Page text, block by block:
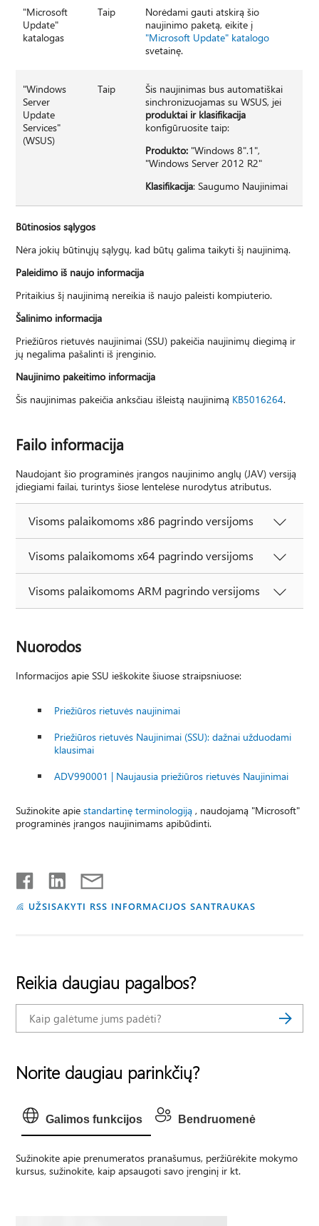
"Microsoft
Update"
katalogas
Taip
Norėdami gauti atskirą šio
naujinimo paketą, eikite į
"Microsoft Update" katalogo
svetainę.
"Windows
Server
Update
Services"
(WSUS)
Taip
Šis naujinimas bus automatiškai
sinchronizuojamas su WSUS, jei
produktai ir klasifikacija
konfigūruosite taip:
Produkto: "Windows 8".1",
"Windows Server 2012 R2"
Klasifikacija: Saugumo Naujinimai
Būtinosios sąlygos
Nėra jokių būtinųjų sąlygų, kad būtų galima taikyti šį naujinimą.
Paleidimo iš naujo informacija
Pritaikius šį naujinimą nereikia iš naujo paleisti kompiuterio.
Šalinimo informacija
Priežiūros rietuvės naujinimai (SSU) pakeičia naujinimų diegimą ir
jų negalima pašalinti iš įrenginio.
Naujinimo pakeitimo informacija
Šis naujinimas pakeičia anksčiau išleistą naujinimą KB5016264.
Failo informacija
Naudojant šio programinės įrangos naujinimo anglų (JAV) versiją
įdiegiami failai, turintys šiose lentelėse nurodytus atributus.
Visoms palaikomoms x86 pagrindo versijoms
Visoms palaikomoms x64 pagrindo versijoms
Visoms palaikomoms ARM pagrindo versijoms
Nuorodos
Informacijos apie SSU ieškokite šiuose straipsniuose:
Priežiūros rietuvės naujinimai
Priežiūros rietuvės Naujinimai (SSU): dažnai užduodami
klausimai
ADV990001 | Naujausia priežiūros rietuvės Naujinimai
Sužinokite apiestandartinę terminologiją , naudojamą "Microsoft"
programinės įrangos naujinimams apibūdinti.
UŽSISAKYTI RSS INFORMACIJOS SANTRAUKAS
Reikia daugiau pagalbos?
Norite daugiau parinkčių?
Galimos funkcijos Bendruomenė
Sužinokite apie prenumeratos pranašumus, peržiūrėkite mokymo
kursus, sužinokite, kaip apsaugoti savo įrenginį ir kt.